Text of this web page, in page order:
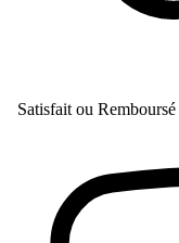
Satisfait ou Remboursé